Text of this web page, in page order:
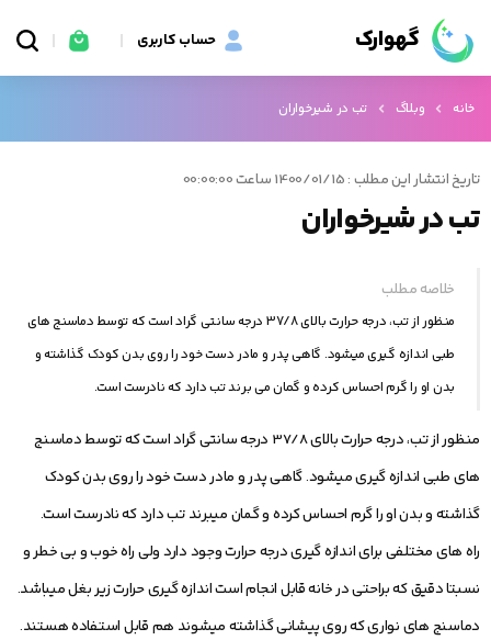
گهوارک حساب کاربری
خانه وبلاگ تب در شیرخواران
تاریخ انتشار این مطلب : 1400/01/15 ساعت 00:00:00
تب در شیرخواران
خلاصه مطلب
منظور از تب، درجه حرارت بالای 37/8 درجه سانتی‏ گراد است که توسط دماسنج‏ های
طبی اندازه ‏گیری می‏شود. گاهی پدر و مادر دست خود را روی بدن کودک گذاشته و
بدن او را گرم احساس کرده و گمان می‏ برند تب دارد که نادرست است.
منظور از تب، درجه حرارت بالای 37/8 درجه سانتی‏ گراد است که توسط دماسنج‏
های طبی اندازه ‏گیری می‏شود. گاهی پدر و مادر دست خود را روی بدن کودک
گذاشته و بدن او را گرم احساس کرده و گمان می‏برند تب دارد که نادرست است.
راه ‏های مختلفی برای اندازه‏ گیری درجه حرارت وجود دارد ولی راه خوب و بی‏ خطر و
نسبتا دقیق که براحتی در خانه قابل انجام است اندازه‏ گیری حرارت زیر بغل می‏باشد.
دما‏سنج‏ های نواری که روی پیشانی گذاشته می‏شوند هم قابل استفاده هستند.